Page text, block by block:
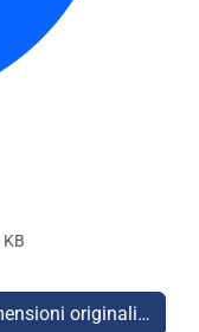
originali…